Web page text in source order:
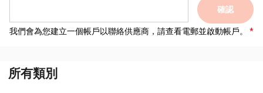
確認
我們會為您建立一個帳戶以聯絡供應商，請查看電郵並啟動帳戶。
所有類別